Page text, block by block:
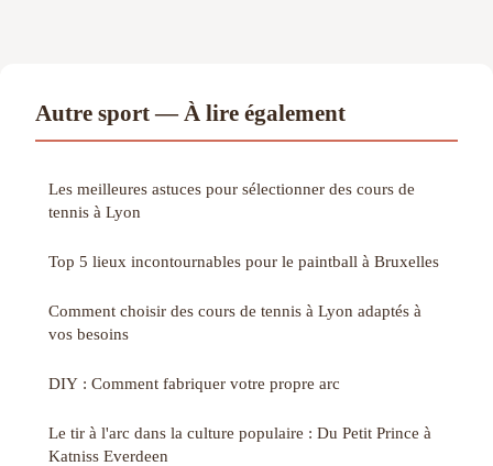
Autre sport — À lire également
Les meilleures astuces pour sélectionner des cours de
tennis à Lyon
Top 5 lieux incontournables pour le paintball à Bruxelles
Comment choisir des cours de tennis à Lyon adaptés à
vos besoins
DIY : Comment fabriquer votre propre arc
Le tir à l'arc dans la culture populaire : Du Petit Prince à
Katniss Everdeen